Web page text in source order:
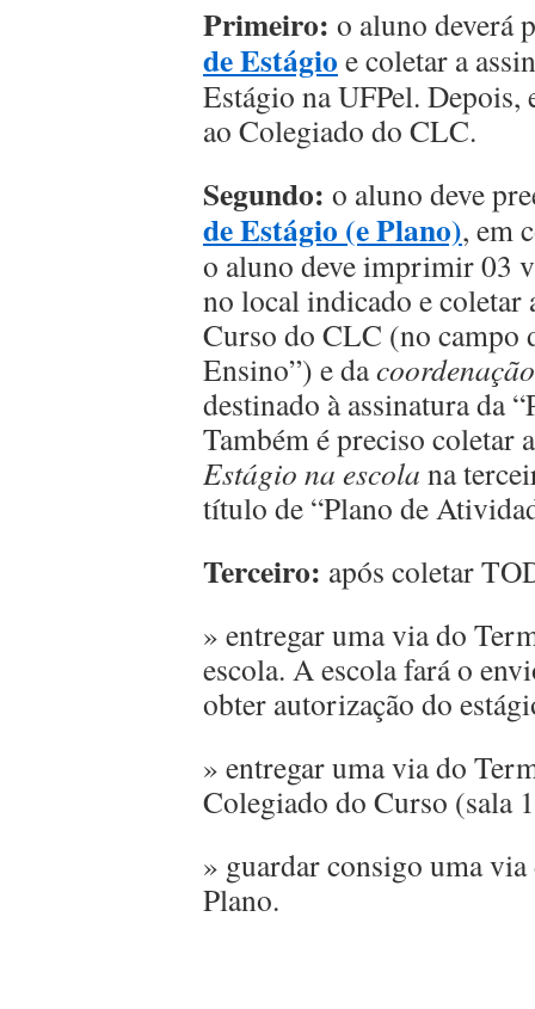
Primeiro: o aluno deverá
de Estágio e coletar a
Estágio na UFPel. Depois,
ao Colegiado do CLC.
Segundo: o aluno deve
de Estágio (e Plano), em
o aluno deve imprimir 03
no local indicado e coletar
Curso do CLC (no campo
Ensino”) e da
destinado à assinatura da
Também é preciso coletar
Estágio na escola na
título de “Plano de
Terceiro: após coletar
» entregar uma via do
escola. A escola fará o
obter autorização do
» entregar uma via do
Colegiado do Curso (sala
» guardar consigo uma
Plano.